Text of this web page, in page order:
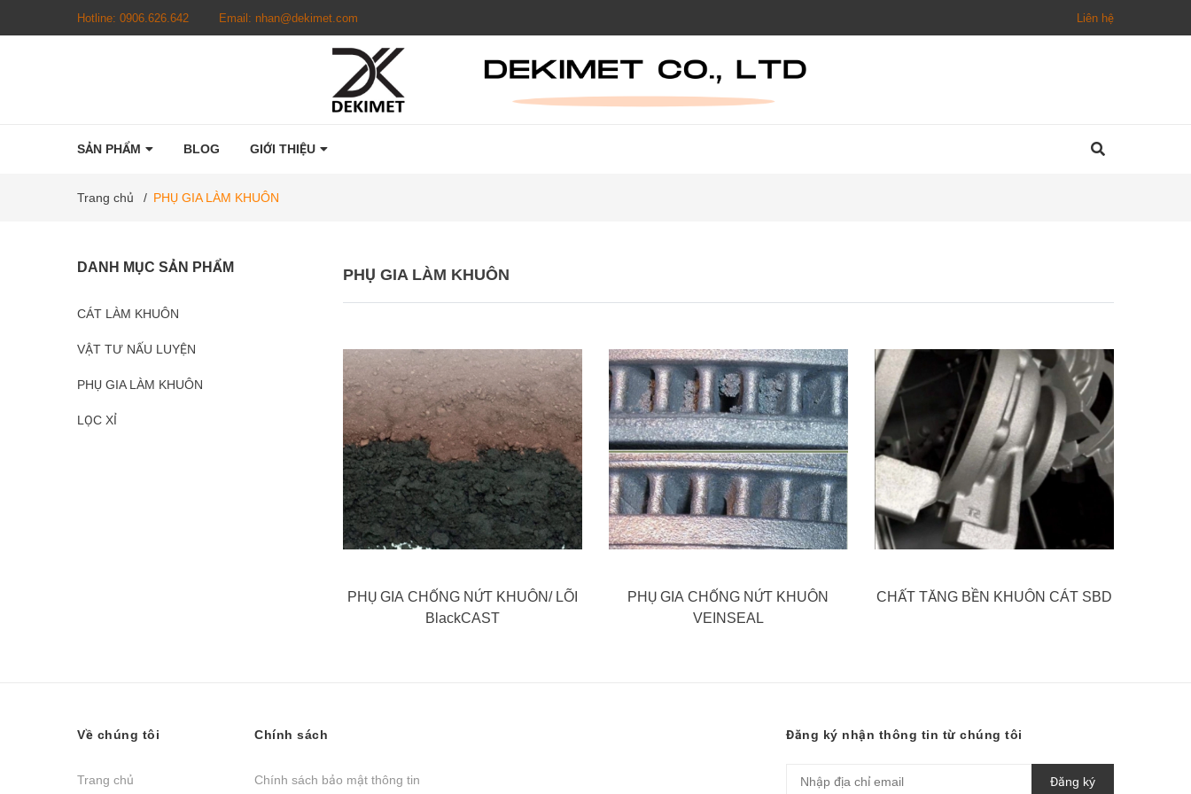
Hotline: 0906.626.642 Email: nhan@dekimet.com Liên hệ
SẢN PHẨM BLOG GIỚI THIỆU
Trang chủ / PHỤ GIA LÀM KHUÔN
PHỤ GIA LÀM KHUÔN
PHỤ GIA CHỐNG NỨT KHUÔN/ LÕI
BlackCAST
PHỤ GIA CHỐNG NỨT KHUÔN
VEINSEAL
CHẤT TĂNG BỀN KHUÔN CÁT SBD
DANH MỤC SẢN PHẨM
CÁT LÀM KHUÔN
VẬT TƯ NẤU LUYỆN
PHỤ GIA LÀM KHUÔN
LỌC XỈ
Về chúng tôi
Trang chủ
Chính sách
Chính sách bảo mật thông tin
Đăng ký nhận thông tin từ chúng tôi
Đăng ký